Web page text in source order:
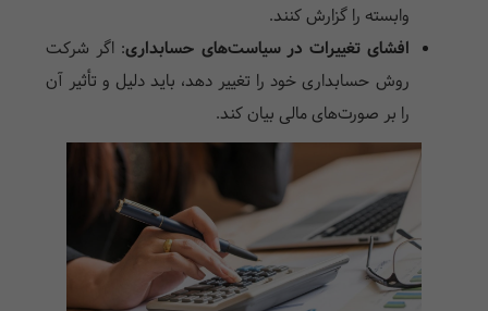
وابسته را گزارش کنند.
افشای تغییرات در سیاست‌های حسابداری: اگر شرکت
روش حسابداری خود را تغییر دهد، باید دلیل و تأثیر آن
را بر صورت‌های مالی بیان کند.